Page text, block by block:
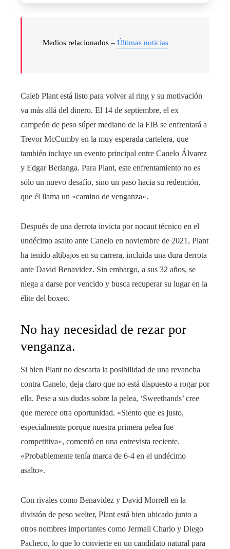
Medios relacionados – Últimas noticias
Caleb Plant está listo para volver al ring y su motivación
va más allá del dinero. El 14 de septiembre, el ex
campeón de peso súper mediano de la FIB se enfrentará a
Trevor McCumby en la muy esperada cartelera, que
también incluye un evento principal entre Canelo Álvarez
y Edgar Berlanga. Para Plant, este enfrentamiento no es
sólo un nuevo desafío, sino un paso hacia su redención,
que él llama un «camino de venganza».
Después de una derrota invicta por nocaut técnico en el
undécimo asalto ante Canelo en noviembre de 2021, Plant
ha tenido altibajos en su carrera, incluida una dura derrota
ante David Benavidez. Sin embargo, a sus 32 años, se
niega a darse por vencido y busca recuperar su lugar en la
élite del boxeo.
No hay necesidad de rezar por
venganza.
Si bien Plant no descarta la posibilidad de una revancha
contra Canelo, deja claro que no está dispuesto a rogar por
ella. Pese a sus dudas sobre la pelea, ‘Sweethands’ cree
que merece otra oportunidad. «Siento que es justo,
especialmente porque nuestra primera pelea fue
competitiva», comentó en una entrevista reciente.
«Probablemente tenía marca de 6-4 en el undécimo
asalto».
Con rivales como Benavidez y David Morrell en la
división de peso welter, Plant está bien ubicado junto a
otros nombres importantes como Jermall Charlo y Diego
Pacheco, lo que lo convierte en un candidato natural para